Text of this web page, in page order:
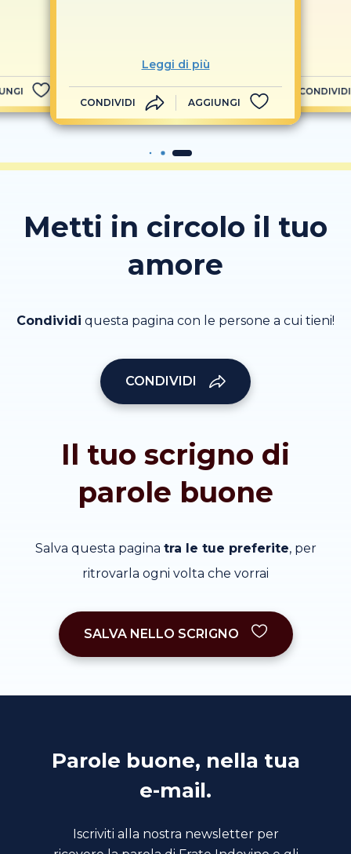
Leggi di più
CONDIVIDI AGGIUNGI
CONDIVIDI
Metti in circolo il tuo
amore
Condividi questa pagina con le persone a cui tieni!
CONDIVIDI
Il tuo scrigno di
parole buone
Salva questa pagina tra le tue preferite, per
ritrovarla ogni volta che vorrai
SALVA NELLO SCRIGNO
Parole buone, nella tua
e-mail.
Iscriviti alla nostra newsletter per